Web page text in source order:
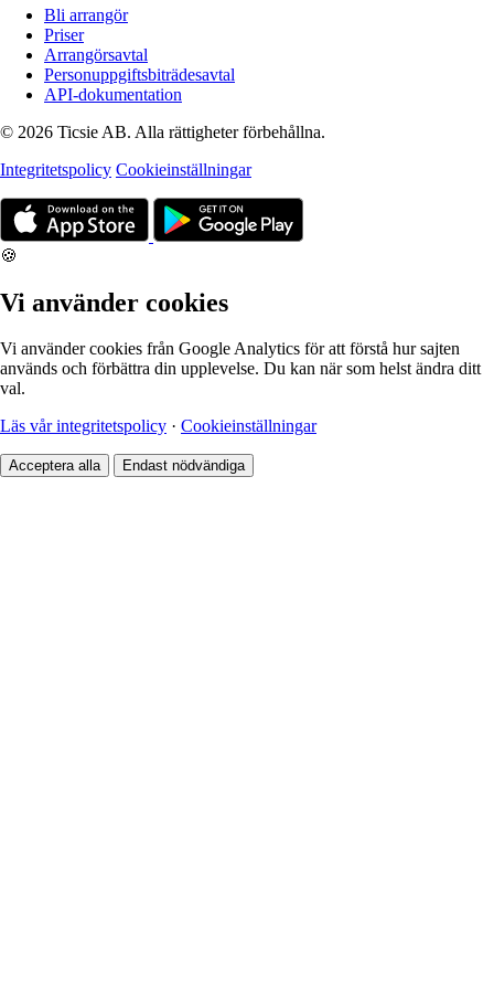
Bli arrangör
Priser
Arrangörsavtal
Personuppgiftsbiträdesavtal
API-dokumentation
© 2026 Ticsie AB. Alla rättigheter förbehållna.
Integritetspolicy Cookieinställningar
🍪
Vi använder cookies
Vi använder cookies från Google Analytics för att förstå hur sajten
används och förbättra din upplevelse. Du kan när som helst ändra ditt
val.
Läs vår integritetspolicy · Cookieinställningar
Acceptera alla Endast nödvändiga